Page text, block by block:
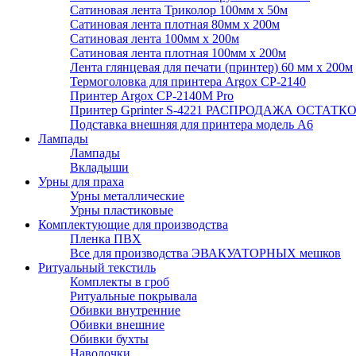
Сатиновая лента Триколор 100мм х 50м
Сатиновая лента плотная 80мм х 200м
Сатиновая лента 100мм х 200м
Сатиновая лента плотная 100мм х 200м
Лента глянцевая для печати (принтер) 60 мм х 200м
Термоголовка для принтера Argox CP-2140
Принтер Argox CP-2140M Pro
Принтер Gprinter S-4221 РАСПРОДАЖА
Подставка внешняя для принтера модель А6
Лампады
Лампады
Вкладыши
Урны для праха
Урны металлические
Урны пластиковые
Комплектующие для производства
Пленка ПВХ
Все для производства ЭВАКУАТОРНЫХ мешков
Ритуальный текстиль
Комплекты в гроб
Ритуальные покрывала
Обивки внутренние
Обивки внешние
Обивки бухты
Наволочки